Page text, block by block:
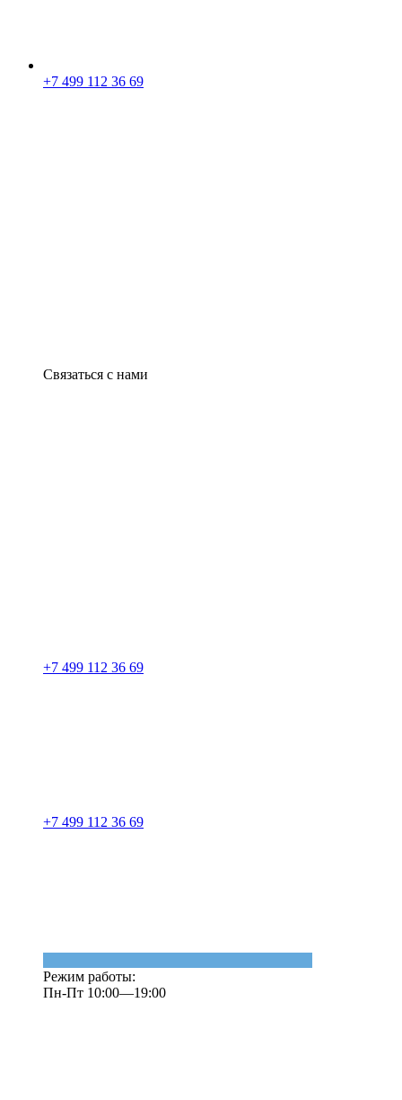
+7 499 112 36 69
Связаться с нами
+7 499 112 36 69
+7 499 112 36 69
Режим работы:
Пн-Пт 10:00—19:00